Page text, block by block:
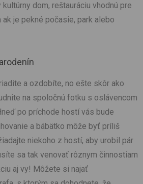
dom, reštauráciu vhodnú pre
je pekné počasie, park alebo
a ozdobíte, no ešte skôr ako
na spoločnú fotku s oslávencom
po príchode hostí vás bude
a bábätko môže byť príliš
niekoho z hostí, aby urobil pár
sa tak venovať rôznym činnostiam
aj vy! Môžete si najať